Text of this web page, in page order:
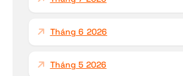
Tháng 6 2026
Tháng 5 2026